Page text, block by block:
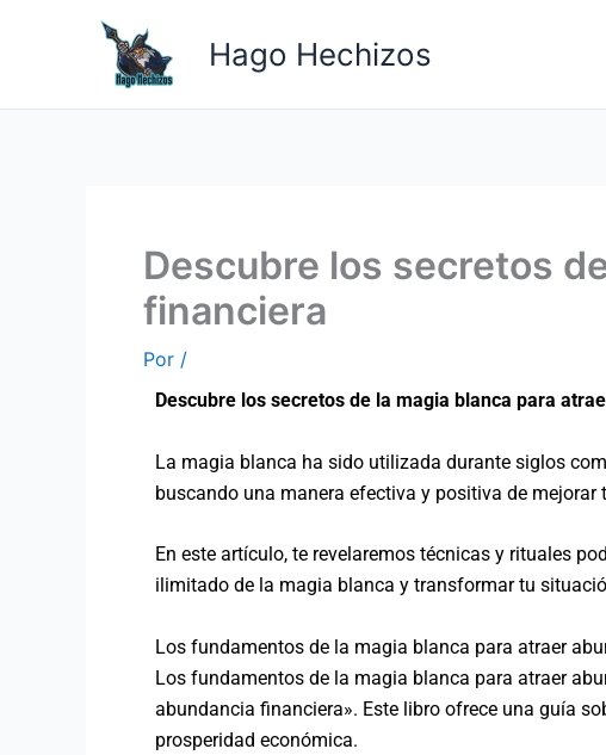
Hago Hechizos
Descubre los secretos
financiera
Por /
Descubre los secretos de la magia blanca para
La magia blanca ha sido utilizada durante siglos
buscando una manera efectiva y positiva de
En este artículo, te revelaremos técnicas y rituales
ilimitado de la magia blanca y transformar tu
Los fundamentos de la magia blanca para atraer
Los fundamentos de la magia blanca para atraer
abundancia financiera». Este libro ofrece una guía
prosperidad económica.